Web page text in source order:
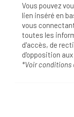
Vous pouvez
lien inséré en
vous
toutes les
d'accès, de
d'opposition
*Voir conditions